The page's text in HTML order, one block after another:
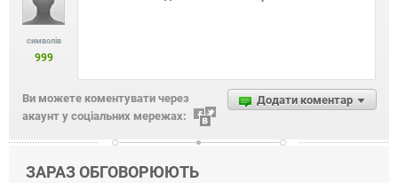
символів
999
Додати коментар
Ви можете коментувати через
акаунт у соціальних мережах:
ЗАРАЗ ОБГОВОРЮЮТЬ